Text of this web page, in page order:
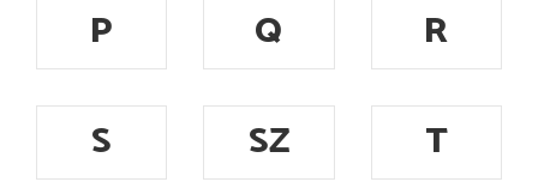
P
Q
R
S
SZ
T